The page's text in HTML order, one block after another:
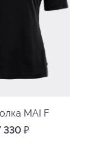
MAI F
330 ₽